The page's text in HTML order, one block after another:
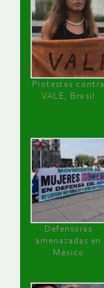
Protestas contra
VALE, Brasil
Defensoras
amenazadas en
México